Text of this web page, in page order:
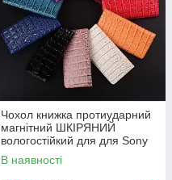
Чохол книжка протиударний
магнітний ШКІРЯНИЙ
вологостійкий для для Sony
Xperia 10 II "LUXON"
В наявності